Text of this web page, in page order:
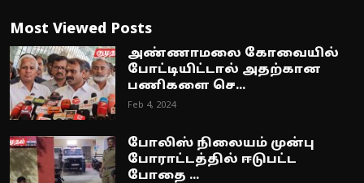
Most Viewed Posts
அண்ணாமலை கோவையில்
போட்டியிட்டால் அதற்கான
பணிகளை செ...
Feb 4, 2024
போலிஸ் நிலையம் முன்பு
போராட்டத்தில் ஈடுபட்ட
போதை ...